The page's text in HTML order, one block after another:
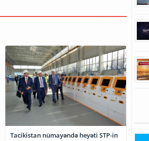
Tacikistan nümayəndə heyəti STP-in